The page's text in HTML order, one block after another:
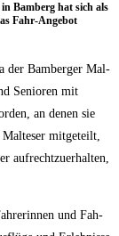
Bam­berg hat sich als
Fahr-Ange­bot
der Bam­ber­ger Mal­
Senio­ren mit
an denen sie
mit­ge­teilt,
auf­recht­zu­er­hal­ten,
und Fah­